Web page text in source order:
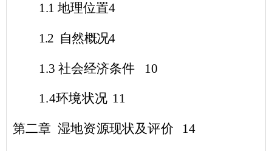
1.1地理位置4
1.2 自然概况4
1.3 社会经济条件 10
1.4环境状况 11
第二章 湿地资源现状及评价 14